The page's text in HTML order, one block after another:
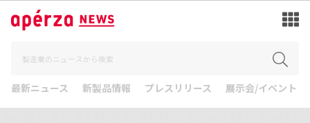
最新ニュース 新製品情報 プレスリリース 展示会/イベント